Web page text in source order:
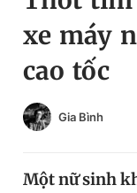
Chuyên mục
Chuyên mục khác
Chào ngày mới
Đổi mật khẩu
Tin đã lưu
xe máy
cao tốc
Gia Bình
Một nữ sinh